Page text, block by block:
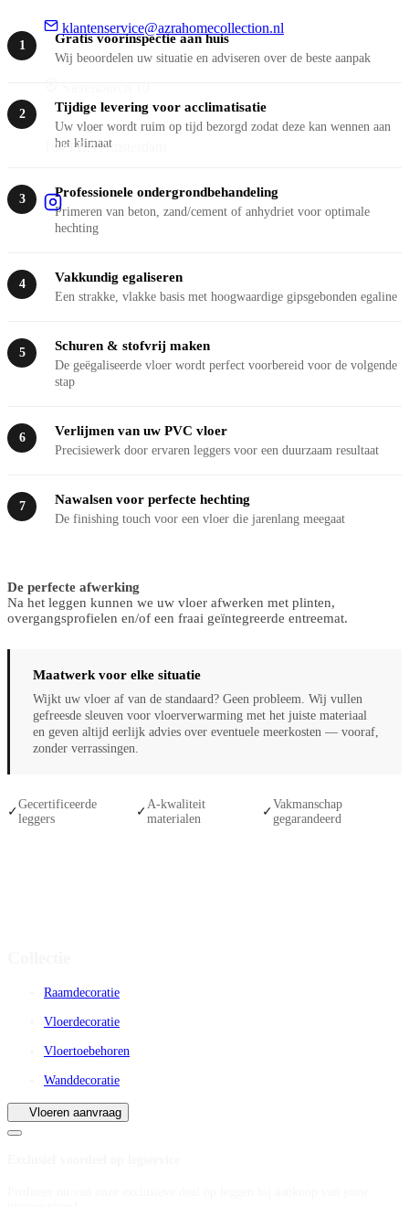
klantenservice@azrahomecollection.nl
1043 BA Amsterdam
1 Gratis voorinspectie aan huis
Wij beoordelen uw situatie en adviseren over de beste aanpak
2 Tijdige levering voor acclimatisatie
Uw vloer wordt ruim op tijd bezorgd zodat deze kan wennen aan
het klimaat
3 Professionele ondergrondbehandeling
Primeren van beton, zand/cement of anhydriet voor optimale
hechting
4 Vakkundig egaliseren
Een strakke, vlakke basis met hoogwaardige gipsgebonden egaline
5 Schuren & stofvrij maken
De geëgaliseerde vloer wordt perfect voorbereid voor de volgende
stap
6 Verlijmen van uw PVC vloer
Precisiewerk door ervaren leggers voor een duurzaam resultaat
7 Nawalsen voor perfecte hechting
De finishing touch voor een vloer die jarenlang meegaat
De perfecte afwerking
Na het leggen kunnen we uw vloer afwerken met plinten,
overgangsprofielen en/of een fraai geïntegreerde entreemat.
Maatwerk voor elke situatie
Wijkt uw vloer af van de standaard? Geen probleem. Wij vullen
gefreesde sleuven voor vloerverwarming met het juiste materiaal
en geven altijd eerlijk advies over eventuele meerkosten — vooraf,
zonder verrassingen.
✓
Gecertificeerde
leggers
✓
A-kwaliteit
materialen
✓
Vakmanschap
gegarandeerd
Raamdecoratie
Vloerdecoratie
Vloertoebehoren
Wanddecoratie
Vloeren aanvraag